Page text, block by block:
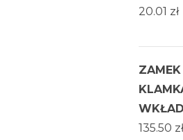
20.01 zł
ZAMEK
135.50 zł